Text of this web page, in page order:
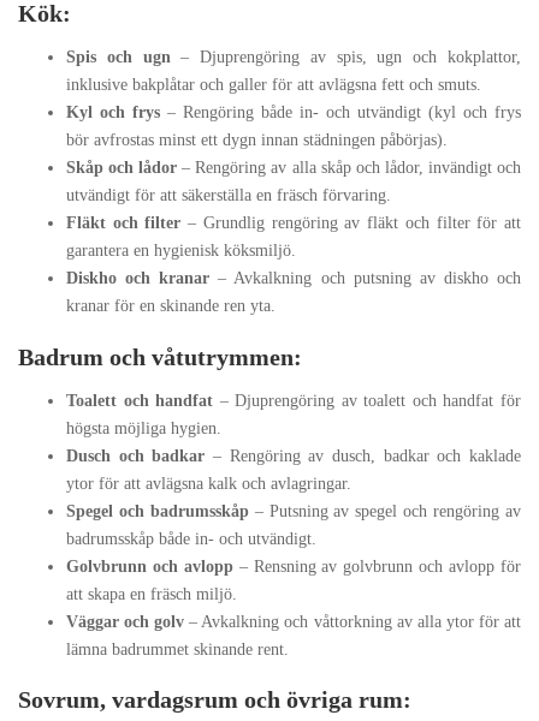
Kök:
Spis och ugn– Djuprengöring av spis, ugn och kokplattor,
inklusive bakplåtar och galler för att avlägsna fett och smuts.
Kyl och frys – Rengöring både in- och utvändigt (kyl och frys
bör avfrostas minst ett dygn innan städningen påbörjas).
Skåp och lådor – Rengöring av alla skåp och lådor, invändigt och
utvändigt för att säkerställa en fräsch förvaring.
Fläkt och filter – Grundlig rengöring av fläkt och filter för att
garantera en hygienisk köksmiljö.
Diskho och kranar – Avkalkning och putsning av diskho och
kranar för en skinande ren yta.
Badrum och våtutrymmen:
Toalett och handfat – Djuprengöring av toalett och handfat för
högsta möjliga hygien.
Dusch och badkar – Rengöring av dusch, badkar och kaklade
ytor för att avlägsna kalk och avlagringar.
Spegel och badrumsskåp– Putsning av spegel och rengöring av
badrumsskåp både in- och utvändigt.
Golvbrunn och avlopp– Rensning av golvbrunn och avlopp för
att skapa en fräsch miljö.
Väggar och golv – Avkalkning och våttorkning av alla ytor för att
lämna badrummet skinande rent.
Sovrum, vardagsrum och övriga rum: